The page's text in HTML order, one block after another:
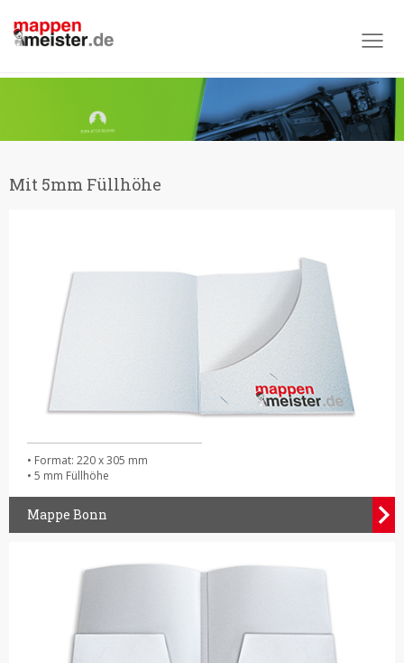
DIN A4
DIN A4 mit Taschen
Mit 5mm Füllhöhe
• Format: 220 x 305 mm
• 5 mm Füllhöhe
Mappe Bonn